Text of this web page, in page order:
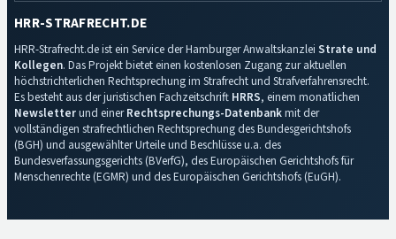
HRR-STRAFRECHT.DE
HRR-Strafrecht.de ist ein Service der Hamburger Anwaltskanzlei Strate und
Kollegen. Das Projekt bietet einen kostenlosen Zugang zur aktuellen
höchstrichterlichen Rechtsprechung im Strafrecht und Strafverfahrensrecht.
Es besteht aus der juristischen Fachzeitschrift HRRS, einem monatlichen
Newsletterund einerRechtsprechungs-Datenbankmit der
vollständigen strafrechtlichen Rechtsprechung des Bundesgerichtshofs
(BGH) und ausgewählter Urteile und Beschlüsse u.a. des
Bundesverfassungsgerichts (BVerfG), des Europäischen Gerichtshofs für
Menschenrechte (EGMR) und des Europäischen Gerichtshofs (EuGH).